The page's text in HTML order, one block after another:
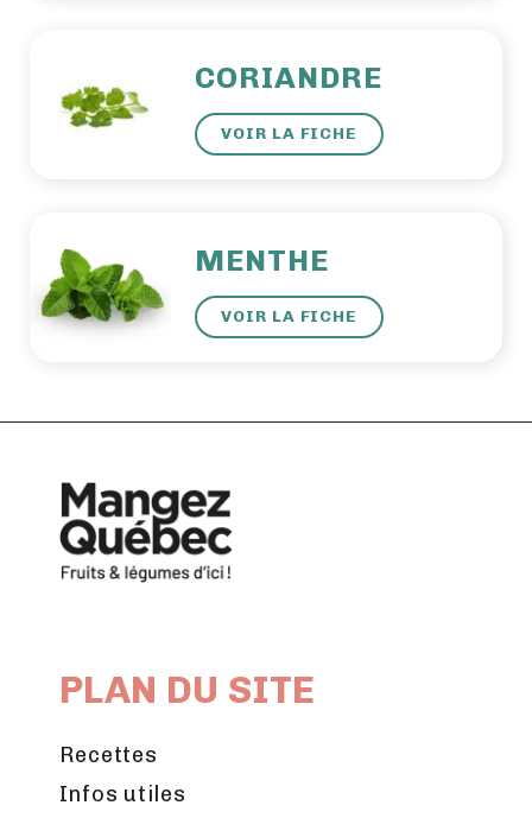
CORIANDRE
VOIR LA FICHE
MENTHE
VOIR LA FICHE
PLAN DU SITE
Recettes
Infos utiles